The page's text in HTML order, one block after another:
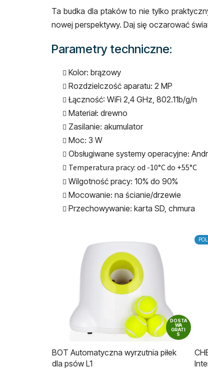
Ta budka dla ptaków to nie tylko
nowej perspektywy. Daj się oczarować
Parametry techniczne:
Kolor: brązowy
Rozdzielczość aparatu: 2 MP
Łączność: WiFi 2,4 GHz, 802.11b/g/n
Materiał: drewno
Zasilanie: akumulator
Moc: 3 W
Obsługiwane systemy operacyjne:
Temperatura pracy: od -10°C do +55°C
Wilgotność pracy: 10% do 90%
Mocowanie: na ścianie/drzewie
Przechowywanie: karta SD, chmura
DOSTA
WA
GRATI
S
BOT Automatyczna wyrzutnia piłek
dla psów L1